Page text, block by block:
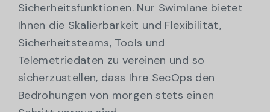
Sicherheitsfunktionen. Nur Swimlane bietet
Ihnen die Skalierbarkeit und Flexibilität,
Sicherheitsteams, Tools und
Telemetriedaten zu vereinen und so
sicherzustellen, dass Ihre SecOps den
Bedrohungen von morgen stets einen